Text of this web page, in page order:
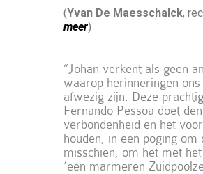
(Yvan De Maesschalck,
meer)
“Johan verkent als geen
waarop herinneringen
afwezig zijn. Deze
Fernando Pessoa doet
verbondenheid en het
houden, in een poging
misschien, om het met
‘een marmeren